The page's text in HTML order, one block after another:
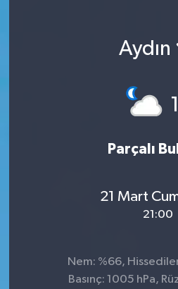
Aydın
Parçalı
21 Mart
21:00
Nem: %66,
Basınç: 1005 hPa,